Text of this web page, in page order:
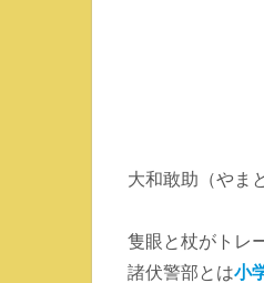
大和敢助（やま
隻眼と杖がトレ
諸伏警部とは小